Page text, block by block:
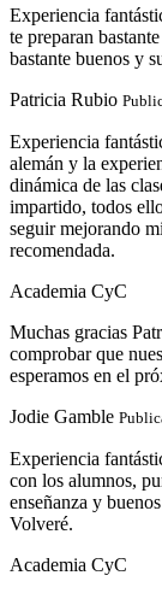
Experiencia
te preparan
bastante buenos y
Patricia Rubio
Experiencia
alemán y la
dinámica de las
impartido, todos
seguir mejorando
recomendada.
Academia CyC
Muchas gracias
comprobar que
esperamos en el
Jodie Gamble
Experiencia
con los alumnos,
enseñanza y
Volveré.
Academia CyC